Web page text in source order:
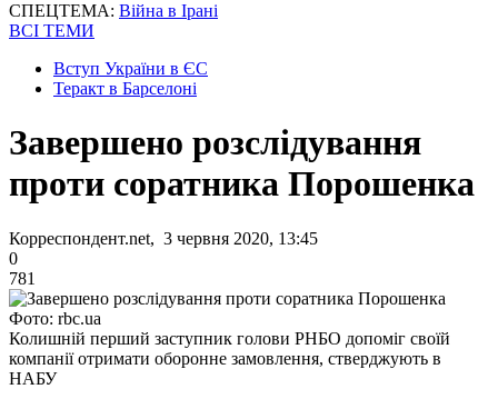
СПЕЦТЕМА: Війна в Ірані
ВСІ ТЕМИ
Вступ України в ЄС
Теракт в Барселоні
Завершено розслідування
проти соратника Порошенка
Корреспондент.net, 3 червня 2020, 13:45
0
781
Фото: rbc.ua
Колишній перший заступник голови РНБО допоміг своїй
компанії отримати оборонне замовлення, стверджують в
НАБУ